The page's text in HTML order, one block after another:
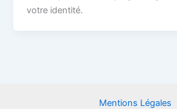
votre identité.
Mentions Légales